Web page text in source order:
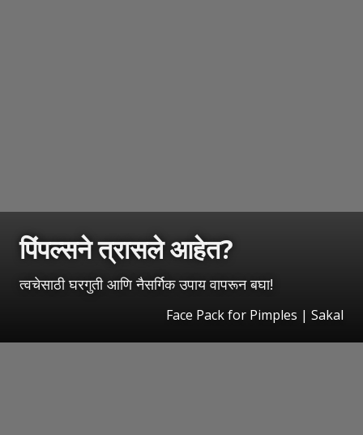
पिंपल्सने त्रासले आहेत?
त्वचेसाठी घरगुती आणि नैसर्गिक उपाय वापरून बघा!
Face Pack for Pimples | Sakal